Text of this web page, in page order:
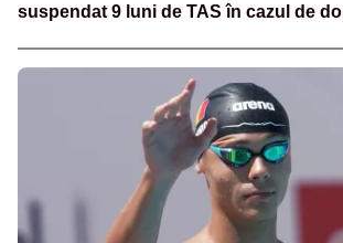
suspendat 9 luni de TAS în cazul de